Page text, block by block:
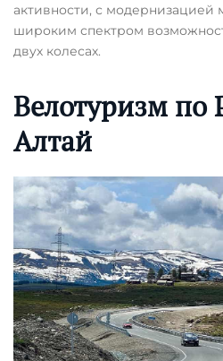
активности, с
широким спектром
двух колесах.
Велотуризм по
Алтай